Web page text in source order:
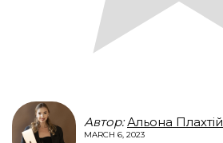
Автор: Альона Плахтій
MARCH 6, 2023